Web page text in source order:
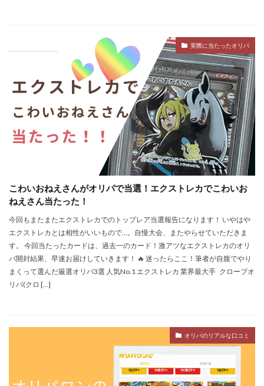
実際に当たったオリパ
こわいおねえさんがオリパで当選！エクストレカでこわいお
ねえさん当たった！
今回もまたまたエクストレカでのトップレア当選報告になります！ いやはや
エクストレカとは相性がいいもので…。自慢大会、またやらせていただきま
す。 今回当たったカードは、過去一のカード！激アツなエクストレカのオリ
パ開封結果、早速お届けしていきます！ 🔥 迷ったらここ！筆者が自腹でやり
まくって選んだ厳選オリパ3選 人気No.1 エクストレカ 業界最大手 クローブオ
リパ(クロ […]
オリパのリアルな口コミ